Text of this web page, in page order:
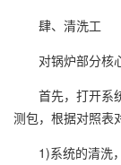
肆、清洗工
对锅炉部分核心
首先，打开系统
测包，根据对照表
1)系统的清洗，